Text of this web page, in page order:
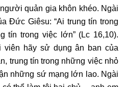
quản gia khôn khéo. Ngài
Đức Giêsu: “Ai trung tín trong
tín trong việc lớn” (Lc 16,10).
viên hãy sử dụng ân ban của
trung tín trong những việc nhỏ
những sứ mạng lớn lao. Ngài